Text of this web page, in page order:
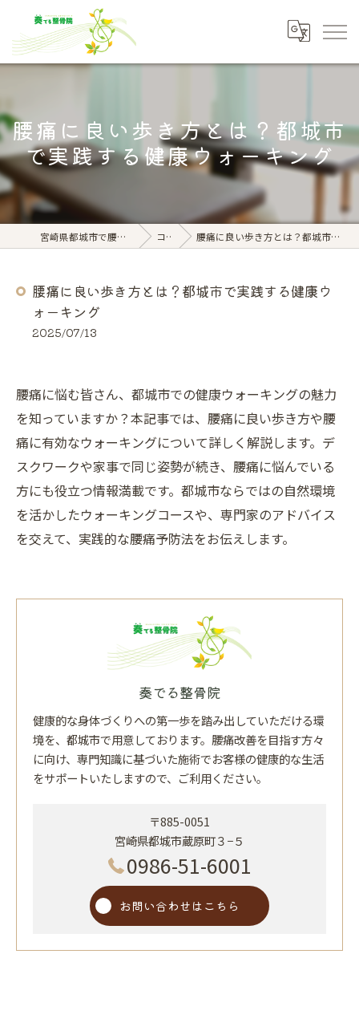
腰痛に良い歩き方とは？都城市
で実践する健康ウォーキング
宮崎県都城市で腰痛なら奏でる整骨院 コラム 腰痛に良い歩き方とは？都城市で実践する健康ウォーキング
腰痛に良い歩き方とは？都城市で実践する健康ウ
ォーキング
2025/07/13
腰痛に悩む皆さん、都城市での健康ウォーキングの魅力
を知っていますか？本記事では、腰痛に良い歩き方や腰
痛に有効なウォーキングについて詳しく解説します。デ
スクワークや家事で同じ姿勢が続き、腰痛に悩んでいる
方にも役立つ情報満載です。都城市ならではの自然環境
を活かしたウォーキングコースや、専門家のアドバイス
を交えて、実践的な腰痛予防法をお伝えします。
奏でる整骨院
健康的な身体づくりへの第一歩を踏み出していただける環
境を、都城市で用意しております。腰痛改善を目指す方々
に向け、専門知識に基づいた施術でお客様の健康的な生活
をサポートいたしますので、ご利用ください。
〒885-0051
宮崎県都城市蔵原町３−５
0986-51-6001
お問い合わせはこちら